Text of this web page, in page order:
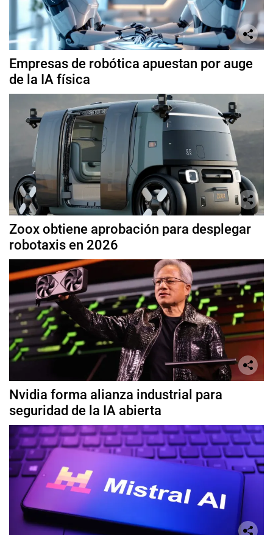
Empresas de robótica apuestan por auge
de la IA física
Zoox obtiene aprobación para desplegar
robotaxis en 2026
Nvidia forma alianza industrial para
seguridad de la IA abierta